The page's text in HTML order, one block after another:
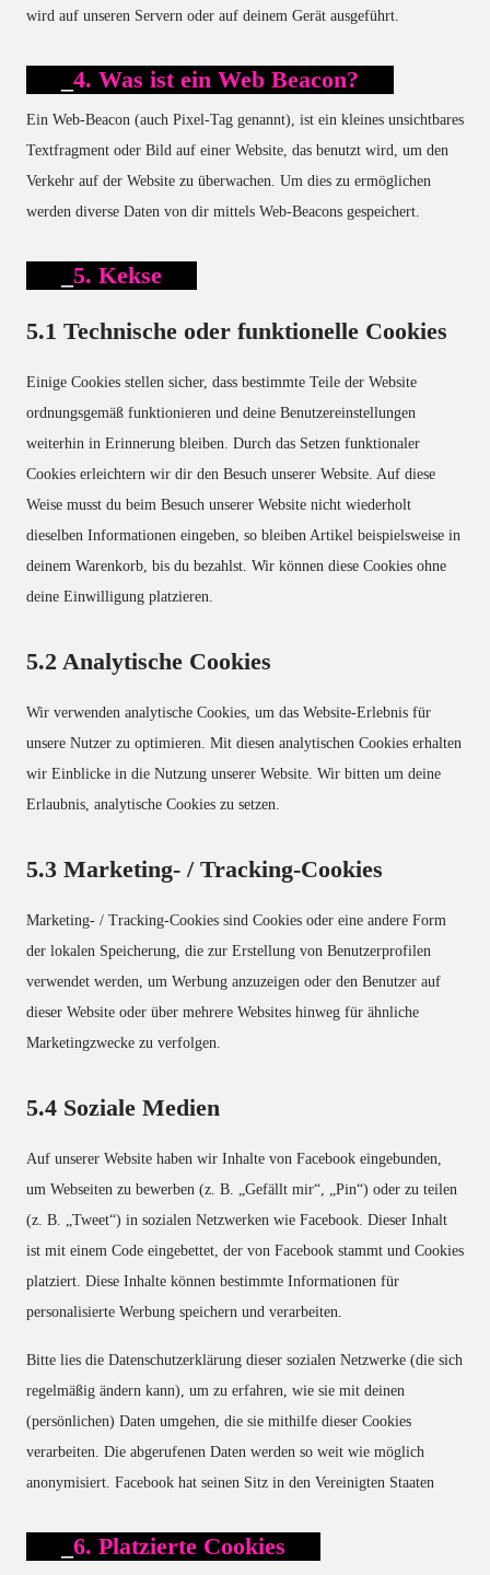
wird auf unseren Servern oder auf deinem Gerät ausgeführt.
4. Was ist ein Web Beacon?
Ein Web-Beacon (auch Pixel-Tag genannt), ist ein kleines unsichtbares
Textfragment oder Bild auf einer Website, das benutzt wird, um den
Verkehr auf der Website zu überwachen. Um dies zu ermöglichen
werden diverse Daten von dir mittels Web-Beacons gespeichert.
5. Kekse
5.1 Technische oder funktionelle Cookies
Einige Cookies stellen sicher, dass bestimmte Teile der Website
ordnungsgemäß funktionieren und deine Benutzereinstellungen
weiterhin in Erinnerung bleiben. Durch das Setzen funktionaler
Cookies erleichtern wir dir den Besuch unserer Website. Auf diese
Weise musst du beim Besuch unserer Website nicht wiederholt
dieselben Informationen eingeben, so bleiben Artikel beispielsweise in
deinem Warenkorb, bis du bezahlst. Wir können diese Cookies ohne
deine Einwilligung platzieren.
5.2 Analytische Cookies
Wir verwenden analytische Cookies, um das Website-Erlebnis für
unsere Nutzer zu optimieren. Mit diesen analytischen Cookies erhalten
wir Einblicke in die Nutzung unserer Website. Wir bitten um deine
Erlaubnis, analytische Cookies zu setzen.
5.3 Marketing- / Tracking-Cookies
Marketing- / Tracking-Cookies sind Cookies oder eine andere Form
der lokalen Speicherung, die zur Erstellung von Benutzerprofilen
verwendet werden, um Werbung anzuzeigen oder den Benutzer auf
dieser Website oder über mehrere Websites hinweg für ähnliche
Marketingzwecke zu verfolgen.
5.4 Soziale Medien
Auf unserer Website haben wir Inhalte von Facebook eingebunden,
um Webseiten zu bewerben (z. B. „Gefällt mir“, „Pin“) oder zu teilen
(z. B. „Tweet“) in sozialen Netzwerken wie Facebook. Dieser Inhalt
ist mit einem Code eingebettet, der von Facebook stammt und Cookies
platziert. Diese Inhalte können bestimmte Informationen für
personalisierte Werbung speichern und verarbeiten.
Bitte lies die Datenschutzerklärung dieser sozialen Netzwerke (die sich
regelmäßig ändern kann), um zu erfahren, wie sie mit deinen
(persönlichen) Daten umgehen, die sie mithilfe dieser Cookies
verarbeiten. Die abgerufenen Daten werden so weit wie möglich
anonymisiert. Facebook hat seinen Sitz in den Vereinigten Staaten
6. Platzierte Cookies